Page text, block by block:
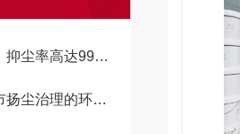
纳膜与高分子材料的硬核除尘原理
理的环保实用方案